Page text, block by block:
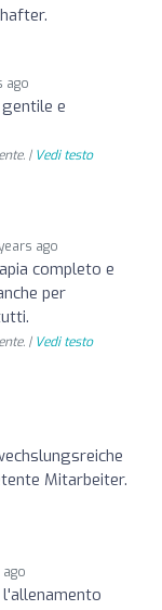
ago
e
| Vedi testo
ago
completo e
per
| Vedi testo
Mitarbeiter.